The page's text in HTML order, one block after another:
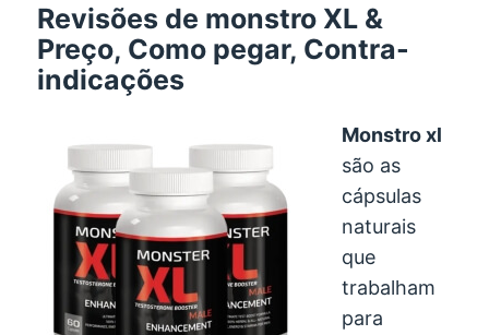
Revisões de monstro XL &
Preço, Como pegar, Contra-
indicações
Monstro xl
são as
cápsulas
naturais
que
trabalham
para